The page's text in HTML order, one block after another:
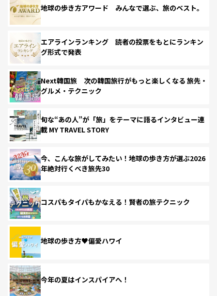
地球の歩き方アワード みんなで選ぶ、旅のベスト。
エアラインランキング 読者の投票をもとにランキン
グ形式で発表
Next韓国旅 次の韓国旅行がもっと楽しくなる 旅先・
グルメ・テクニック
旬な“あの人”が「旅」をテーマに語るインタビュー連
載 MY TRAVEL STORY
今、こんな旅がしてみたい！地球の歩き方が選ぶ2026
年絶対行くべき旅先30
コスパもタイパもかなえる！賢者の旅テクニック
地球の歩き方♥偏愛ハワイ
今年の夏はインスパイアへ！